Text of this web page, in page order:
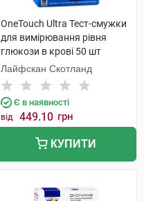
OneTouch Ultra Тест-смужки
для вимірювання рівня
глюкози в крові 50 шт
Лайфскан Скотланд
Є в наявності
від 449.10 грн
КУПИТИ